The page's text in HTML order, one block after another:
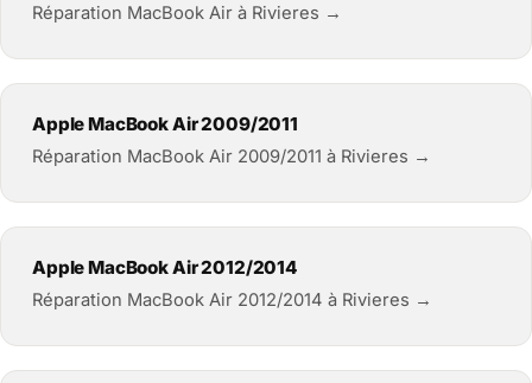
Réparation MacBook Air à Rivieres →
Apple MacBook Air 2009/2011
Réparation MacBook Air 2009/2011 à Rivieres →
Apple MacBook Air 2012/2014
Réparation MacBook Air 2012/2014 à Rivieres →